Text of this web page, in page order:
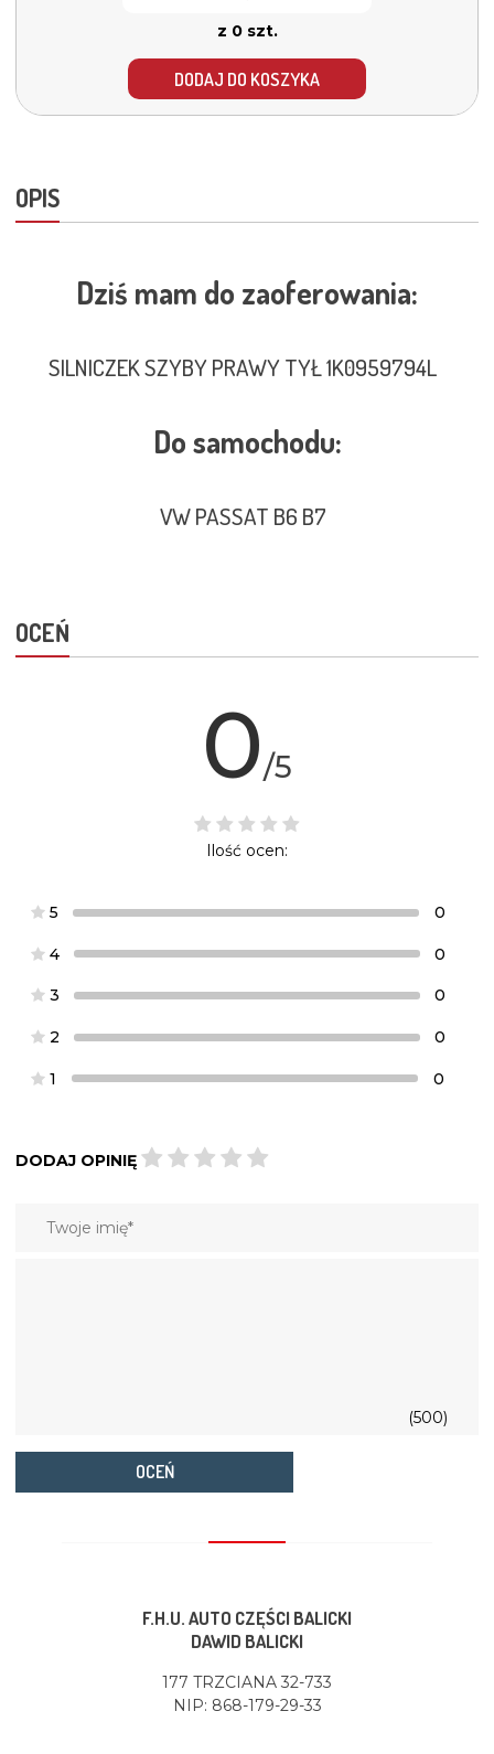
z 0 szt.
DODAJ DO KOSZYKA
OPIS
Dziś mam do zaoferowania:
SILNICZEK SZYBY PRAWY TYŁ 1K0959794L
Do samochodu:
VW PASSAT B6 B7
OCEŃ
0/5
Ilość ocen:
5 0
4 0
3 0
2 0
1 0
DODAJ OPINIĘ
(500)
OCEŃ
F.H.U. AUTO CZĘŚCI BALICKI
DAWID BALICKI
177 TRZCIANA 32-733
NIP: 868-179-29-33